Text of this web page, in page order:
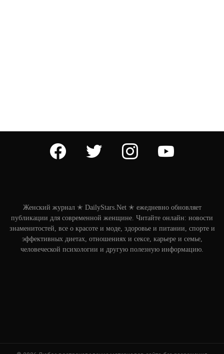
facebook twitter instagram youtube
Женский журнал ✭ DailyStars.Net ✭ ежедневно обновляет
публикации для современной женщине. Читайте онлайн: новости
знаменитостей, все о красоте и моде, здоровье и питании, спорте и
эффективных диетах, отношениях и сексе, карьере и семье,
человеческой психологии и другую полезную информацию.